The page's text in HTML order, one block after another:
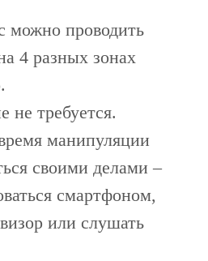
можно проводить
4 разных зонах
не требуется.
манипуляции
своими делами –
смартфоном,
или слушать